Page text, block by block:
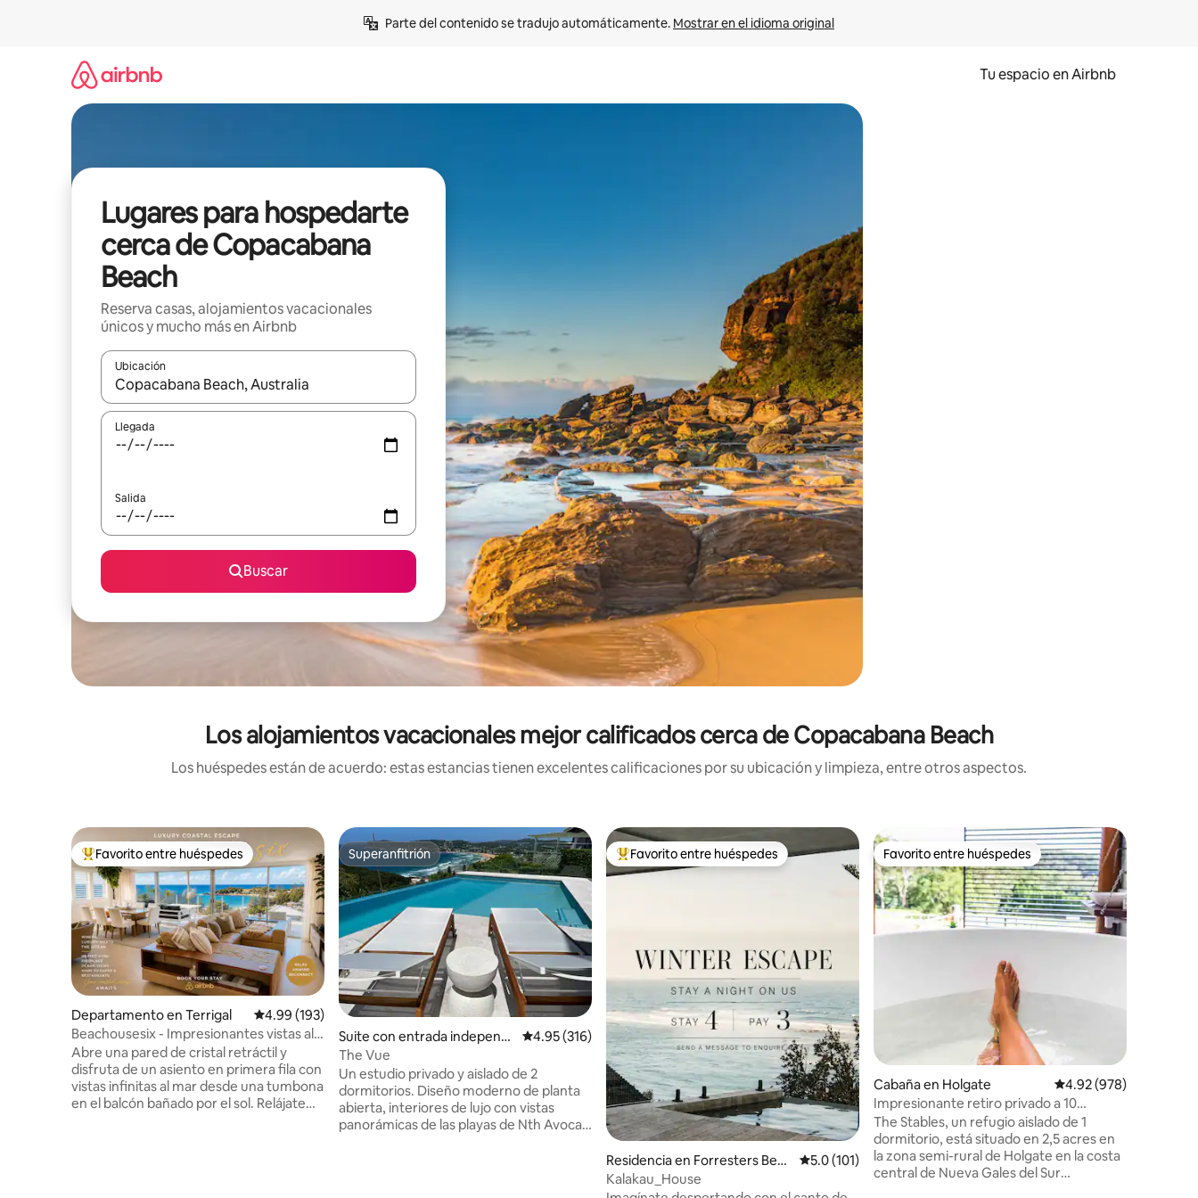
Parte del contenido se tradujo automáticamente. Mostrar en el idioma original
Tu espacio en Airbnb
Lugares para hospedarte
cerca de Copacabana
Beach
Reserva casas, alojamientos vacacionales
únicos y mucho más en Airbnb
Ubicación
Cuando los resultados estén disponibles, podrás navegar usando las teclas de las flechas hacia arriba y hacia abajo, o bien tocando y deslizando la pantalla.
Llegada
Salida
Buscar
Los alojamientos vacacionales mejor calificados cerca de Copacabana Beach
Los huéspedes están de acuerdo: estas estancias tienen excelentes calificaciones por su ubicación y limpieza, entre otros aspectos.
De los mejores en Favorito entre huéspedes
Favorito entre huéspedes
Departamento en Terrigal Calificación promedio: 4.99 de 5; 193 evaluaciones
4.99 (193)
Beachousesix - Impresionantes vistas al
mar desde una casa con estilo
Abre una pared de cristal retráctil y
disfruta de un asiento en primera fila con
vistas infinitas al mar desde una tumbona
en el balcón bañado por el sol. Relájate
Superanfitrión
Superanfitrión
Suite con entrada independi
ente en Terrigal
Calificación promedio: 4.95 de 5; 316 evaluaciones
4.95 (316)
The Vue
Un estudio privado y aislado de 2
dormitorios. Diseño moderno de planta
abierta, interiores de lujo con vistas
panorámicas de las playas de Nth Avoca y
De los mejores en Favorito entre huéspedes
Favorito entre huéspedes
Residencia en Forresters Beac
h
Calificación promedio: 5.0 de 5; 101 evaluaciones
5.0 (101)
Kalakau_House
Favorito entre huéspedes
Favorito entre huéspedes
Cabaña en Holgate Calificación promedio:
4.92 (978)
Impresionante retiro privado a 10
minutos de Terrigal
The Stables, un refugio aislado de 1
dormitorio, está situado en 2,5 acres en
la zona semi-rural de Holgate en la costa
central de Nueva Gales del Sur